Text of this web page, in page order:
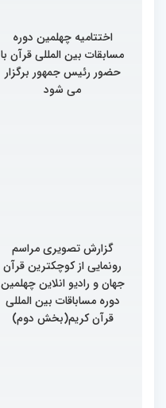
اختتامیه چهلمین دوره
مسابقات بین المللی قرآن با
حضور رئیس جمهور برگزار
می شود
گزارش تصویری مراسم
رونمایی از کوچکترین قرآن
جهان و رادیو انلاین چهلمین
دوره مساباقات بین المللی
قرآن کریم(بخش دوم)